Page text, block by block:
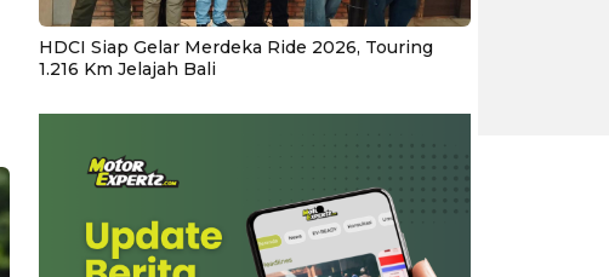
HDCI Siap Gelar Merdeka Ride 2026, Touring
1.216 Km Jelajah Bali